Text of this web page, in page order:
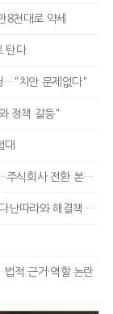
8천대로 약세
탄다
…"치안 문제없다"
정책 갈등"
대
회사 전환 본격화
라와 해결책 모색
적 근거·역할 논란